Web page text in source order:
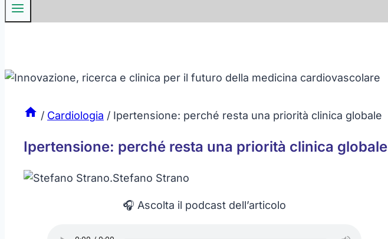
/ Cardiologia / Ipertensione: perché resta una priorità clinica globale
Ipertensione: perché resta una priorità clinica globale
.Stefano Strano
🎧 Ascolta il podcast dell’articolo